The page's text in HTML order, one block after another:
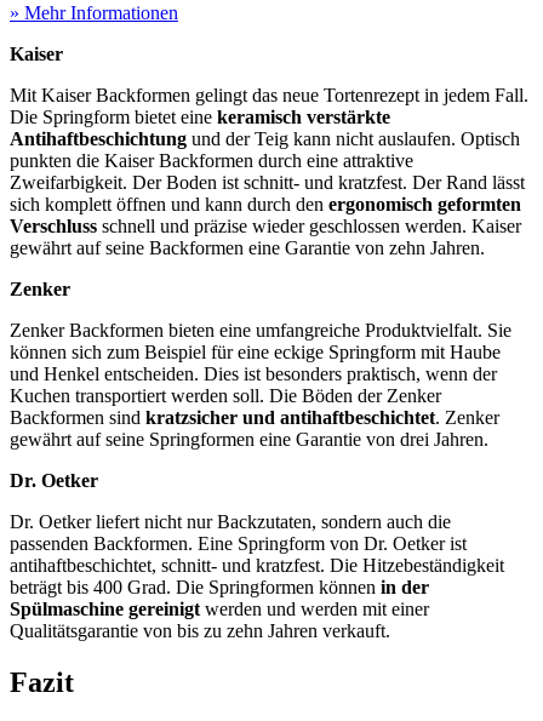
» Mehr Informationen
Kaiser
Mit Kaiser Backformen gelingt das neue Tortenrezept in jedem Fall.
Die Springform bietet eine keramisch verstärkte
Antihaftbeschichtung und der Teig kann nicht auslaufen. Optisch
punkten die Kaiser Backformen durch eine attraktive
Zweifarbigkeit. Der Boden ist schnitt- und kratzfest. Der Rand lässt
sich komplett öffnen und kann durch den ergonomisch geformten
Verschluss schnell und präzise wieder geschlossen werden. Kaiser
gewährt auf seine Backformen eine Garantie von zehn Jahren.
Zenker
Zenker Backformen bieten eine umfangreiche Produktvielfalt. Sie
können sich zum Beispiel für eine eckige Springform mit Haube
und Henkel entscheiden. Dies ist besonders praktisch, wenn der
Kuchen transportiert werden soll. Die Böden der Zenker
Backformen sind kratzsicher und antihaftbeschichtet. Zenker
gewährt auf seine Springformen eine Garantie von drei Jahren.
Dr. Oetker
Dr. Oetker liefert nicht nur Backzutaten, sondern auch die
passenden Backformen. Eine Springform von Dr. Oetker ist
antihaftbeschichtet, schnitt- und kratzfest. Die Hitzebeständigkeit
beträgt bis 400 Grad. Die Springformen können in der
Spülmaschine gereinigt werden und werden mit einer
Qualitätsgarantie von bis zu zehn Jahren verkauft.
Fazit